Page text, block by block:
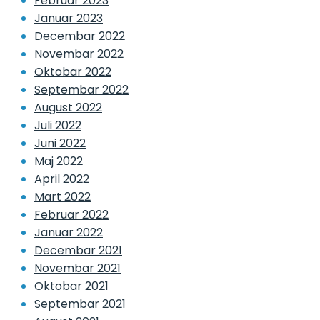
Januar 2023
Decembar 2022
Novembar 2022
Oktobar 2022
Septembar 2022
August 2022
Juli 2022
Juni 2022
Maj 2022
April 2022
Mart 2022
Februar 2022
Januar 2022
Decembar 2021
Novembar 2021
Oktobar 2021
Septembar 2021